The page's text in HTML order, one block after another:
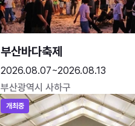
부산바다축제
2026.08.07~2026.08.13
부산광역시 사하구
개최중